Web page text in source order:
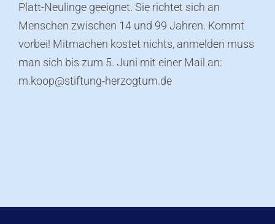
Platt-Neulinge geeignet. Sie richtet sich an
Menschen zwischen 14 und 99 Jahren. Kommt
vorbei! Mitmachen kostet nichts, anmelden muss
man sich bis zum 5. Juni mit einer Mail an:
m.koop@stiftung-herzogtum.de